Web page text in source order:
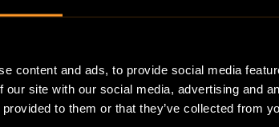
content and ads, to provide social media
our site with our social media, advertising and
to them or that they’ve collected from